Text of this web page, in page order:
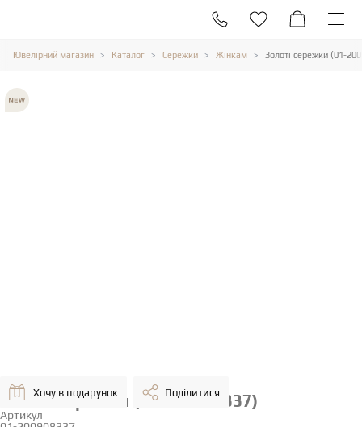
Ювелірний магазин Каталог Сережки Жінкам Золоті сережки (01-
Хочу в подарунок Поділитися
Золоті сережки (01-200908337)
Артикул